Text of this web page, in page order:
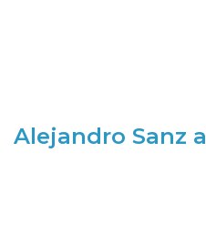
Alejandro Sanz